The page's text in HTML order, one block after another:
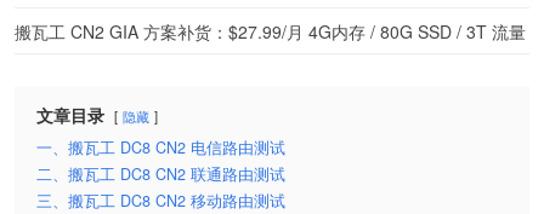
搬瓦工 CN2 GIA 方案补货：$27.99/月 4G内存 / 80G SSD / 3T 流量
文章目录 隐藏
一、搬瓦工 DC8 CN2 电信路由测试
二、搬瓦工 DC8 CN2 联通路由测试
三、搬瓦工 DC8 CN2 移动路由测试